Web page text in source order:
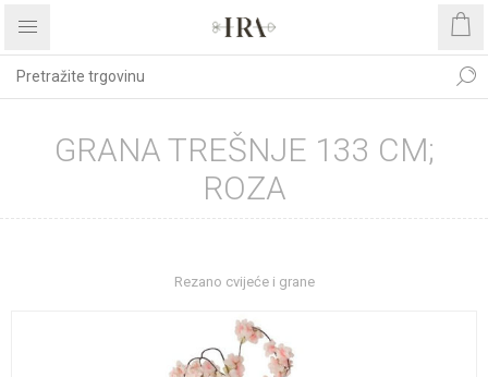
GRANA TREŠNJE 133 CM;
ROZA
Rezano cvijeće i grane